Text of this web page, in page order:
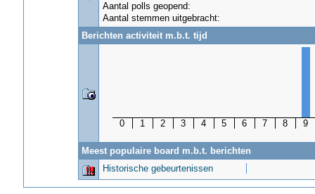
Aantal polls geopend:
Aantal stemmen uitgebracht:
Berichten activiteit m.b.t. tijd
0 1 2 3 4 5 6 7 8 9
Meest populaire board m.b.t. berichten
Historische gebeurtenissen